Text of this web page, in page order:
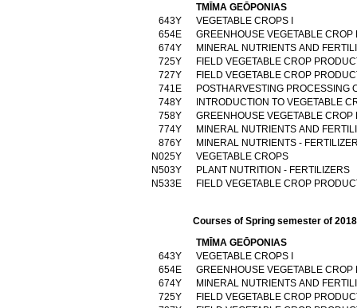
TMĪMA GEŌPONIAS
643Υ
VEGETABLE CROPS I
654Ε
GREENHOUSE VEGETABLE CROP
674Υ
MINERAL NUTRIENTS AND
725Υ
FIELD VEGETABLE CROP
727Υ
FIELD VEGETABLE CROP
741Ε
POSTHARVESTING PROCESSING
748Υ
INTRODUCTION TO VEGETABLE
758Υ
GREENHOUSE VEGETABLE CROP
774Υ
MINERAL NUTRIENTS AND
876Υ
MINERAL NUTRIENTS -
Ν025Υ
VEGETABLE CROPS
Ν503Υ
PLANT NUTRITION - FERTILIZERS
Ν533Ε
FIELD VEGETABLE CROP
Courses of Spring semester of
TMĪMA GEŌPONIAS
643Υ
VEGETABLE CROPS I
654Ε
GREENHOUSE VEGETABLE CROP
674Υ
MINERAL NUTRIENTS AND
725Υ
FIELD VEGETABLE CROP